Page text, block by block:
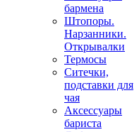
бармена
Штопоры.
Нарзанники.
Открывалки
Термосы
Ситечки,
подставки для
чая
Аксессуары
бариста